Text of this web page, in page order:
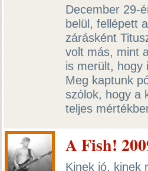
December 29-
belül, fellépett
zárásként
volt más, mint
is merült, hogy
Meg kaptunk
szólok, hogy a
teljes
A Fish!
Kinek jó, kinek